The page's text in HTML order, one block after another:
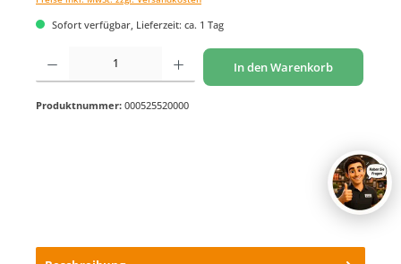
Sofort verfügbar, Lieferzeit: ca. 1 Tag
Produkt Anzahl: Gib den gewünschten Wert ein oder benutze die Schaltflächen um
In den Warenkorb
Produktnummer: 000525520000